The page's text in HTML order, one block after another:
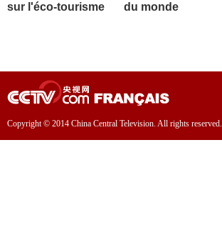
sur l'éco-tourisme
du monde
Copyright © 2014 China Central Television. All rights reserved.